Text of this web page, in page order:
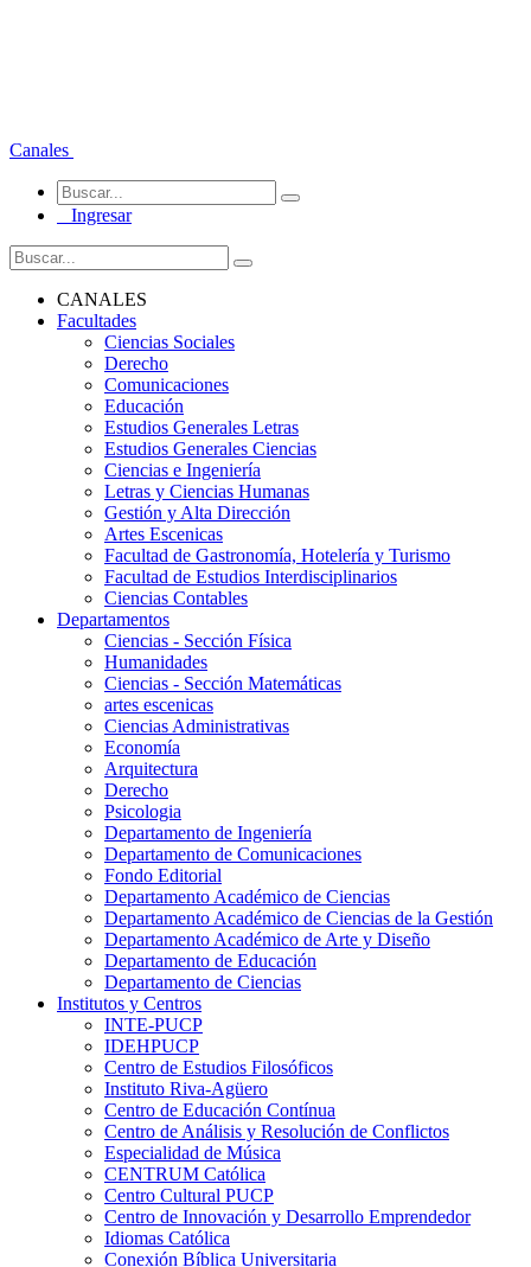
Canales
Ingresar
CANALES
Facultades
Ciencias Sociales
Derecho
Comunicaciones
Educación
Estudios Generales Letras
Estudios Generales Ciencias
Ciencias e Ingeniería
Letras y Ciencias Humanas
Gestión y Alta Dirección
Artes Escenicas
Facultad de Gastronomía, Hotelería y Turismo
Facultad de Estudios Interdisciplinarios
Ciencias Contables
Departamentos
Ciencias - Sección Física
Humanidades
Ciencias - Sección Matemáticas
artes escenicas
Ciencias Administrativas
Economía
Arquitectura
Derecho
Psicologia
Departamento de Ingeniería
Departamento de Comunicaciones
Fondo Editorial
Departamento Académico de Ciencias
Departamento Académico de Ciencias de la Gestión
Departamento Académico de Arte y Diseño
Departamento de Educación
Departamento de Ciencias
Institutos y Centros
INTE-PUCP
IDEHPUCP
Centro de Estudios Filosóficos
Instituto Riva-Agüero
Centro de Educación Contínua
Centro de Análisis y Resolución de Conflictos
Especialidad de Música
CENTRUM Católica
Centro Cultural PUCP
Centro de Innovación y Desarrollo Emprendedor
Idiomas Católica
Conexión Bíblica Universitaria